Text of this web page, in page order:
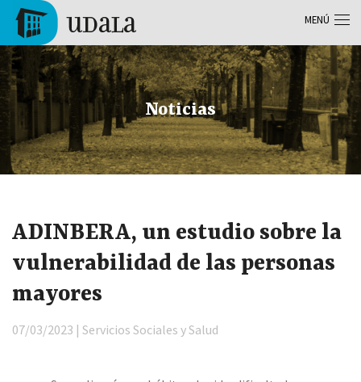
Pasar al contenido principal
Tolosa
Noticias
ADINBERA, un estudio sobre la
vulnerabilidad de las personas
mayores
07/03/2023 | Servicios Sociales y Salud
MENÚ